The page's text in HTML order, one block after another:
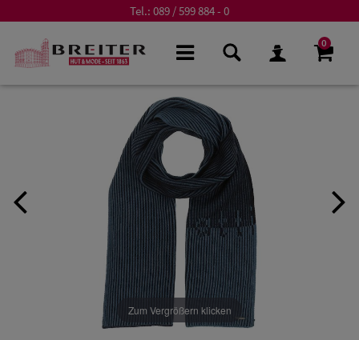
Tel.: 089 / 599 884 - 0
0
Zum Vergrößern klicken